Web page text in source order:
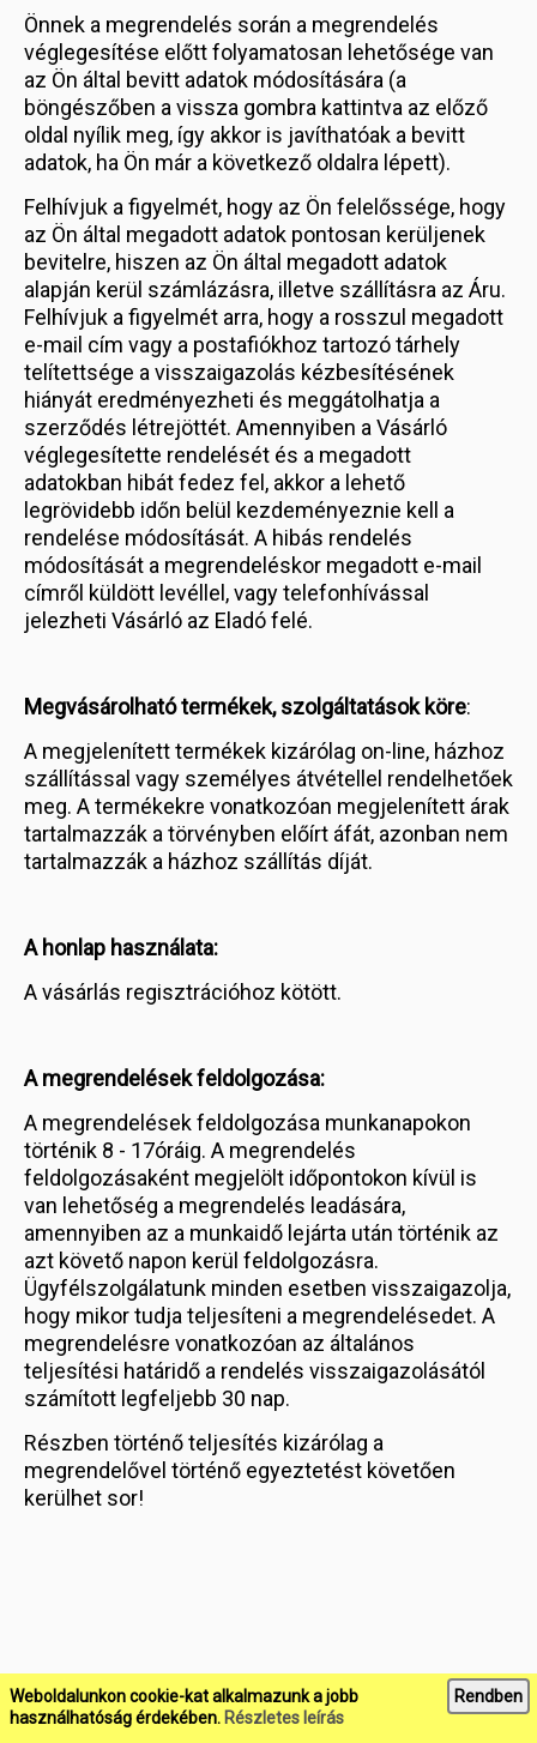
Weboldalunkon cookie-kat alkalmazunk a jobb
használhatóság érdekében. Részletes leírás
Rendben
Önnek a megrendelés során a megrendelés
véglegesítése előtt folyamatosan lehetősége van
az Ön által bevitt adatok módosítására (a
böngészőben a vissza gombra kattintva az előző
oldal nyílik meg, így akkor is javíthatóak a bevitt
adatok, ha Ön már a következő oldalra lépett).
Felhívjuk a figyelmét, hogy az Ön felelőssége, hogy
az Ön által megadott adatok pontosan kerüljenek
bevitelre, hiszen az Ön által megadott adatok
alapján kerül számlázásra, illetve szállításra az Áru.
Felhívjuk a figyelmét arra, hogy a rosszul megadott
e-mail cím vagy a postafiókhoz tartozó tárhely
telítettsége a visszaigazolás kézbesítésének
hiányát eredményezheti és meggátolhatja a
szerződés létrejöttét. Amennyiben a Vásárló
véglegesítette rendelését és a megadott
adatokban hibát fedez fel, akkor a lehető
legrövidebb időn belül kezdeményeznie kell a
rendelése módosítását. A hibás rendelés
módosítását a megrendeléskor megadott e-mail
címről küldött levéllel, vagy telefonhívással
jelezheti Vásárló az Eladó felé.
Megvásárolható termékek, szolgáltatások köre:
A megjelenített termékek kizárólag on-line, házhoz
szállítással vagy személyes átvétellel rendelhetőek
meg. A termékekre vonatkozóan megjelenített árak
tartalmazzák a törvényben előírt áfát, azonban nem
tartalmazzák a házhoz szállítás díját.
A honlap használata:
A vásárlás regisztrációhoz kötött.
A megrendelések feldolgozása:
A megrendelések feldolgozása munkanapokon
történik 8 - 17óráig. A megrendelés
feldolgozásaként megjelölt időpontokon kívül is
van lehetőség a megrendelés leadására,
amennyiben az a munkaidő lejárta után történik az
azt követő napon kerül feldolgozásra.
Ügyfélszolgálatunk minden esetben visszaigazolja,
hogy mikor tudja teljesíteni a megrendelésedet. A
megrendelésre vonatkozóan az általános
teljesítési határidő a rendelés visszaigazolásától
számított legfeljebb 30 nap.
Részben történő teljesítés kizárólag a
megrendelővel történő egyeztetést követően
kerülhet sor!